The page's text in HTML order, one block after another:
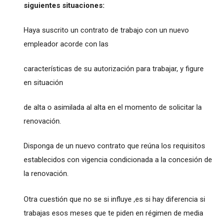
siguientes situaciones:
Haya suscrito un contrato de trabajo con un nuevo
empleador acorde con las
características de su autorización para trabajar, y figure
en situación
de alta o asimilada al alta en el momento de solicitar la
renovación.
Disponga de un nuevo contrato que reúna los requisitos
establecidos con vigencia condicionada a la concesión de
la renovación.
Otra cuestión que no se si influye ,es si hay diferencia si
trabajas esos meses que te piden en régimen de media